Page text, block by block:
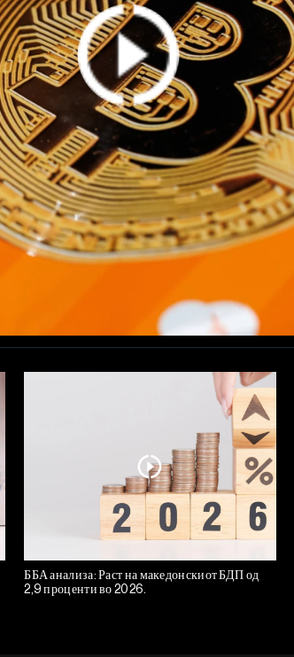
ББА анализа: Раст на македонскиот БДП од
2,9 проценти во 2026.